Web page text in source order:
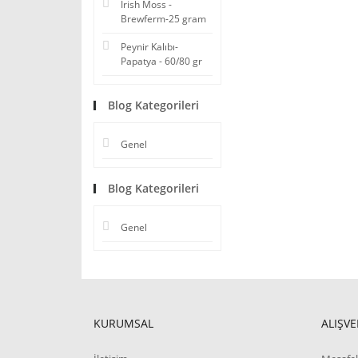
Irish Moss -
Brewferm-25 gram
Peynir Kalıbı-
Papatya - 60/80 gr
Blog Kategorileri
Genel
Blog Kategorileri
Genel
KURUMSAL